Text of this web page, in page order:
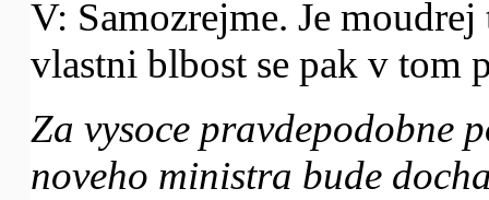
V: Samozrejme. Je
vlastni blbost se pak v tom
Za vysoce pravdepodobne
noveho ministra bude